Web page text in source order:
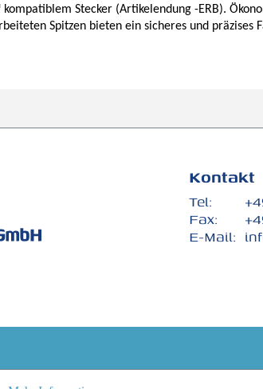
Stecker (Artikelendung -ERB).
Spitzen bieten ein sicheres und präzises
Kontakt
Tel:
Fax:
E-Mail: